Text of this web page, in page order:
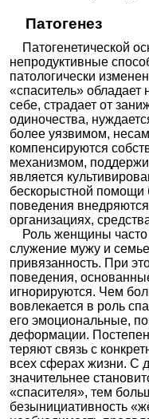
Патогенез
Патогенетической
непродуктивные
патологически
«спаситель» обладает
себе, страдает от
одиночества,
более уязвимом,
компенсируются
механизмом,
является
бескорыстной помощи
поведения
организациях,
Роль женщины часто
служение мужу и
привязанность. При
поведения,
игнорируются. Чем
вовлекается в роль
его эмоциональные,
деформации.
теряют связь с
всех сферах жизни. С
значительнее
«спасителя», тем
безынициативность